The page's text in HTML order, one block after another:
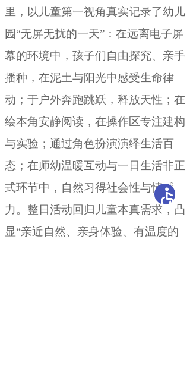
里，以儿童第一视角真实记录了幼儿
园“无屏无扰的一天”：在远离电子屏
幕的环境中 ， 孩子们自由探究、亲手
播种，在泥土与阳光中感受生命律
动 ； 于户外奔跑跳跃，释放天性 ； 在
绘本角安静阅读，在操作区专注建构
与实验 ； 通过角色扮演演绎生活百
态；在师幼温暖互动与一日生活非正
式环节中 ， 自然习得社会性与情感
力。整日活动回归儿童本真需求 ， 凸
显“亲近自然、亲身体验、有温度的